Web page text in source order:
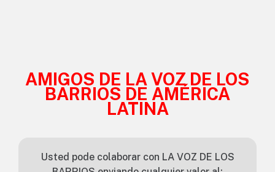
AMIGOS DE LA VOZ DE LOS
BARRIOS DE AMÉRICA
LATINA
Usted pode colaborar con LA VOZ DE LOS